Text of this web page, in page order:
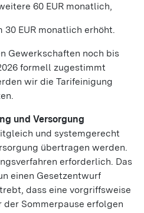
60 EUR monatlich,
30 EUR monatlich erhöht.
Gewerkschaften noch bis
formell zugestimmt
wir die Tarifeinigung
und Versorgung
und systemgerecht
übertragen werden.
erforderlich. Das
einen Gesetzentwurf
dass eine vorgriffsweise
Sommerpause erfolgen